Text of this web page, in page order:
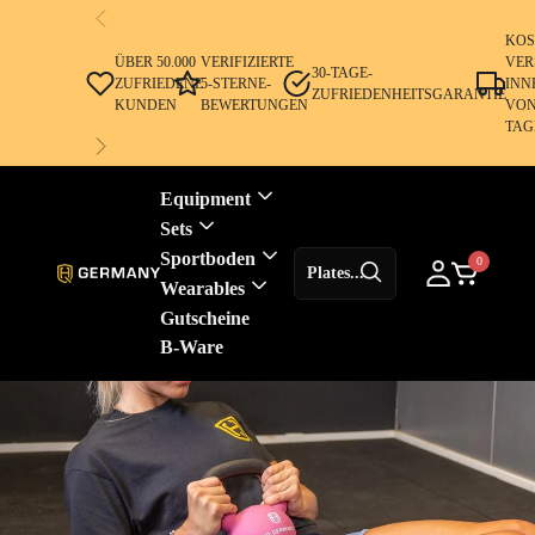
ÜBER 50.000
ZUFRIEDENE
KUNDEN
VERIFIZIERTE
5-STERNE-
BEWERTUNGEN
30-TAGE-
ZUFRIEDENHEITSGARANTIE
Equipment
Sets
Sportboden
Wearables
Gutscheine
B-Ware
0